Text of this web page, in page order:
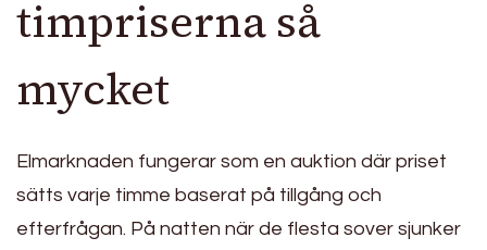
timpriserna så
mycket
Elmarknaden fungerar som en auktion där priset
sätts varje timme baserat på tillgång och
efterfrågan. På natten när de flesta sover sjunker